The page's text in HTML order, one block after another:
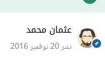
عثمان محمد
نشر20 نوفمبر 2016